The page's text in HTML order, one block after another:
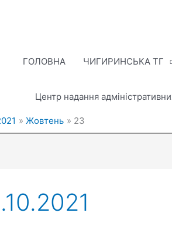
ГОЛОВНА ЧИГИРИНСЬКА ТГ
Центр надання
Жовтень 23